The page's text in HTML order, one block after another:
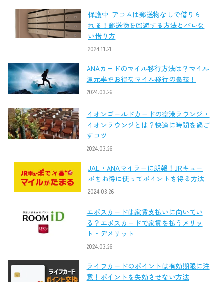
保護中: アコムは郵送物なしで借りら
れる！郵送物を回避する方法とバレな
い借り方
2024.11.21
ANAカードのマイル移行方法は？マイル
還元率やお得なマイル移行の裏技！
2024.03.26
イオンゴールドカードの空港ラウンジ・
イオンラウンジとは？快適に時間を過ご
すコツ
2024.03.26
JAL・ANAマイラーに朗報！JRキュー
ポをお得に使ってポイントを得る方法
2024.03.26
エポスカードは家賃支払いに向いてい
る？エポスカードで家賃を払うメリッ
ト・デメリット
2024.03.26
ライフカードのポイントは有効期限に注
意！ポイントを失効させない方法